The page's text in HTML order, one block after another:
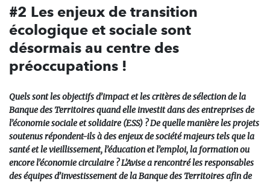
l'engagement
#2 Les enjeux de transition
écologique et sociale sont
désormais au centre des
préoccupations !
Quels sont les objectifs d’impact et les critères de sélection de la
Banque des Territoires quand elle investit dans des entreprises de
l’économie sociale et solidaire (ESS) ? De quelle manière les projets
soutenus répondent-ils à des enjeux de société majeurs tels que la
santé et le vieillissement, l’éducation et l’emploi, la formation ou
encore l’économie circulaire ? L’Avise a rencontré les responsables
des équipes d’investissement de la Banque des Territoires afin de